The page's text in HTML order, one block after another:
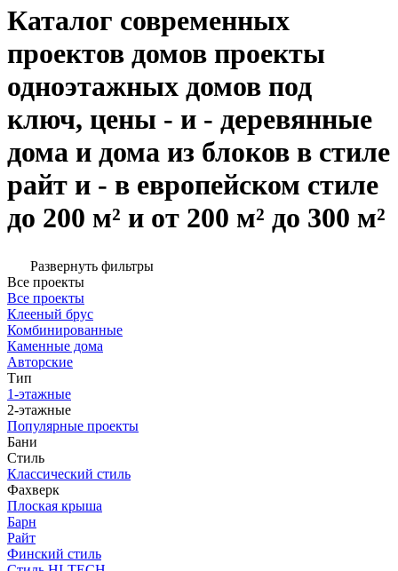
Каталог современных
проектов домов проекты
одноэтажных домов под
ключ, цены - и - деревянные
дома и дома из блоков в стиле
райт и - в европейском стиле
до 200 м² и от 200 м² до 300 м²
Развернуть фильтры
Все проекты
Все проекты
Клееный брус
Комбинированные
Каменные дома
Авторские
Тип
1-этажные
2-этажные
Популярные проекты
Бани
Стиль
Классический стиль
Фахверк
Плоская крыша
Барн
Райт
Финский стиль